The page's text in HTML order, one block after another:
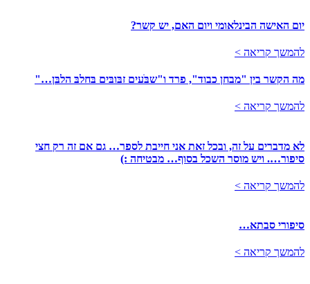
יום האישה הבינלאומי ויום האם, יש קשר?
להמשך קריאה >
מה הקשר בין "מבחן כבוד", פרד ו"שבֹּעים זבּובּים בּחלבּ הלבּן…"
להמשך קריאה >
לא מדברים על זה, ובכל זאת אני חייבת לספר… גם אם זה רק חצי
סיפור…. ויש מוסר השכל בסוף… מבטיחה :)
להמשך קריאה >
סיפורי סבתא…
להמשך קריאה >